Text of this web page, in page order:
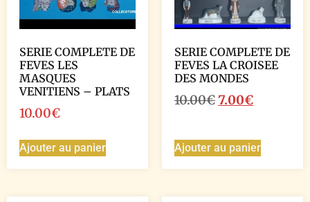
SERIE COMPLETE DE
FEVES LES
MASQUES
VENITIENS – PLATS
10.00€
Ajouter au panier
SERIE COMPLETE DE
FEVES LA CROISEE
DES MONDES
10.00€7.00€
Ajouter au panier